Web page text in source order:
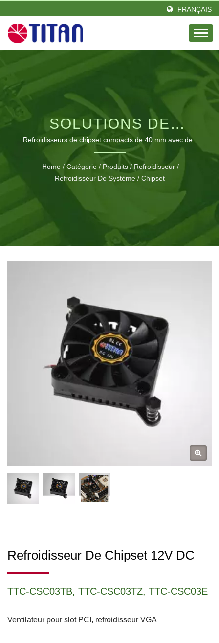
FRANÇAIS
SOLUTIONS DE
REFROIDISSEMENT
AVANCÉES POUR
CHIPSET AVEC
TECHNOLOGIE À
BROCHES.
Refroidisseurs de chipset compacts de 40 mm avec des
ailettes en aluminium offrant une gestion thermique efficace
pour les composants critiques du système.
Home / Catégorie / Produits / Refroidisseur /
Refroidisseur De Système / Chipset
Refroidisseur De Chipset 12V DC
TTC-CSC03TB, TTC-CSC03TZ, TTC-CSC03E
Ventilateur pour slot PCI, refroidisseur VGA